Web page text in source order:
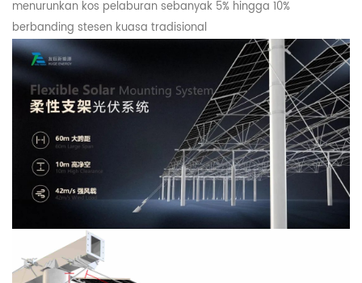
menurunkan kos pelaburan sebanyak 5% hingga 10%
berbanding stesen kuasa tradisional